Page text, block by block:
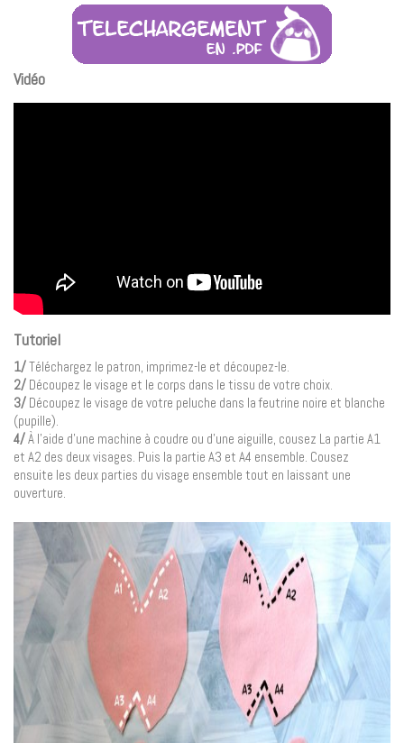
Vidéo
Tutoriel
1/Téléchargez le patron, imprimez-le et découpez-le.
2/ Découpez le visage et le corps dans le tissu de votre choix.
3/ Découpez le visage de votre peluche dans la feutrine noire et blanche
(pupille).
4/À l’aide d’une machine à coudre ou d’une aiguille, cousez La partie A1
et A2 des deux visages. Puis la partie A3 et A4 ensemble. Cousez
ensuite les deux parties du visage ensemble tout en laissant une
ouverture.